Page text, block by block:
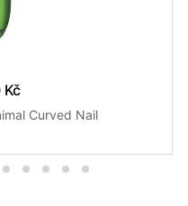
Kč
Curved Nail